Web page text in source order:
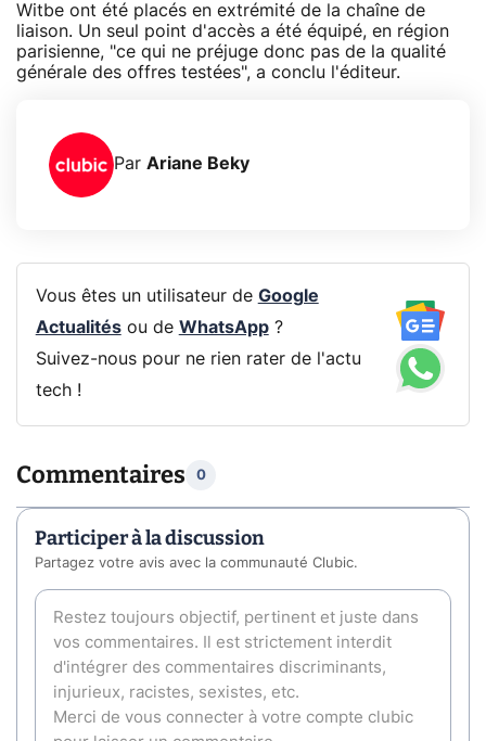
Witbe ont été placés en extrémité de la chaîne de
liaison. Un seul point d'accès a été équipé, en région
parisienne, "ce qui ne préjuge donc pas de la qualité
générale des offres testées", a conclu l'éditeur.
Par Ariane Beky
Vous êtes un utilisateur de Google
Actualitésou de WhatsApp?
Suivez-nous pour ne rien rater de l'actu
tech !
Commentaires 0
Participer à la discussion
Partagez votre avis avec la communauté Clubic.